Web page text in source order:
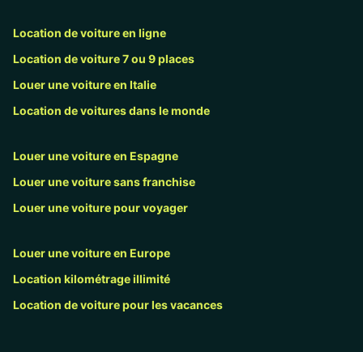
Location de voiture en ligne
Location de voiture 7 ou 9 places
Louer une voiture en Italie
Location de voitures dans le monde
Louer une voiture en Espagne
Louer une voiture sans franchise
Louer une voiture pour voyager
Louer une voiture en Europe
Location kilométrage illimité
Location de voiture pour les vacances